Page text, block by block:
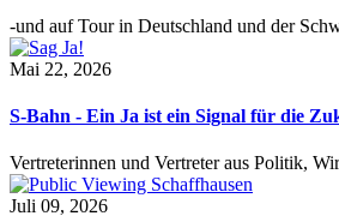
-und auf Tour in Deutschland und der
Mai 22, 2026
S-Bahn - Ein Ja ist ein Signal für die
Vertreterinnen und Vertreter aus Politik,
Juli 09, 2026